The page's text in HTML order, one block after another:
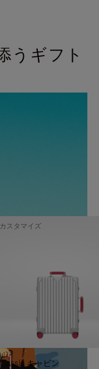
うギフト
Classic キャビン
カスタマイズ